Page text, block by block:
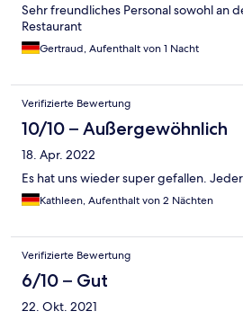
Sehr freundliches Personal sowohl an
Restaurant
Gertraud, Aufenthalt von 1 Nacht
Verifizierte Bewertung
10/10 – Außergewöhnlich
18. Apr. 2022
Es hat uns wieder super gefallen.
Kathleen, Aufenthalt von 2 Nächten
Verifizierte Bewertung
6/10 – Gut
22. Okt. 2021